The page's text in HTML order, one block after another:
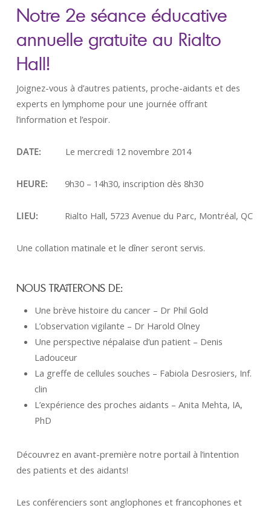
Notre 2e séance éducative
annuelle gratuite au Rialto
Hall!
Joignez-vous à d’autres patients, proche-aidants et des
experts en lymphome pour une journée offrant
l’information et l’espoir.
DATE: Le mercredi 12 novembre 2014
HEURE: 9h30 – 14h30, inscription dès 8h30
LIEU: Rialto Hall, 5723 Avenue du Parc, Montréal, QC
Une collation matinale et le dîner seront servis.
NOUS TRAîTERONS DE:
Une brève histoire du cancer – Dr Phil Gold
L’observation vigilante – Dr Harold Olney
Une perspective népalaise d’un patient – Denis
Ladouceur
La greffe de cellules souches – Fabiola Desrosiers, Inf.
clin
L’expérience des proches aidants – Anita Mehta, IA,
PhD
Découvrez en avant-première notre portail à l’intention
des patients et des aidants!
Les conférenciers sont anglophones et francophones et